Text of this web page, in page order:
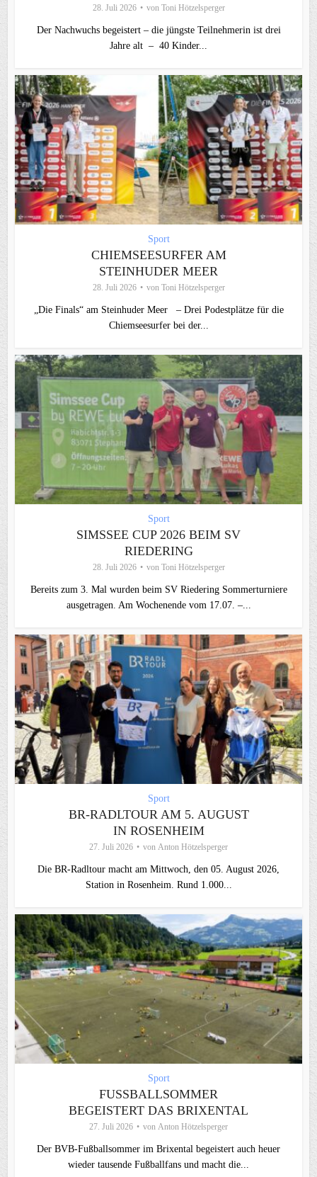
28. Juli 2026 von Toni Hötzelsperger
Der Nachwuchs begeistert – die jüngste Teilnehmerin ist drei
Jahre alt – 40 Kinder...
Sport
CHIEMSEESURFER AM
STEINHUDER MEER
28. Juli 2026 von Toni Hötzelsperger
„Die Finals“ am Steinhuder Meer – Drei Podestplätze für die
Chiemseesurfer bei der...
Sport
SIMSSEE CUP 2026 BEIM SV
RIEDERING
28. Juli 2026 von Toni Hötzelsperger
Bereits zum 3. Mal wurden beim SV Riedering Sommerturniere
ausgetragen. Am Wochenende vom 17.07. –...
Sport
BR-RADLTOUR AM 5. AUGUST
IN ROSENHEIM
27. Juli 2026 von Anton Hötzelsperger
Die BR-Radltour macht am Mittwoch, den 05. August 2026,
Station in Rosenheim. Rund 1.000...
Sport
FUSSBALLSOMMER B
EGEISTERT DAS BRIXENTAL
27. Juli 2026 von Anton Hötzelsperger
Der BVB-Fußballsommer im Brixental begeistert auch heuer
wieder tausende Fußballfans und macht die...